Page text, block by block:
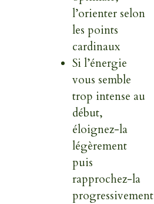
l’orienter selon
les points
cardinaux
Si l’énergie
vous semble
trop intense au
début,
éloignez-la
légèrement
puis
rapprochez-la
progressivement